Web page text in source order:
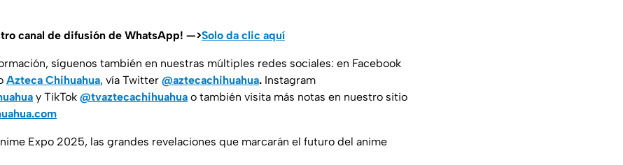
canal de difusión de WhatsApp! —>Solo da clic aquí
síguenos también en nuestras múltiples redes sociales: en Facebook
Azteca Chihuahua, vía Twitter @aztecachihuahua. Instagram
y TikTok @tvaztecachihuahua o también visita más notas en nuestro sitio
Expo 2025, las grandes revelaciones que marcarán el futuro del anime